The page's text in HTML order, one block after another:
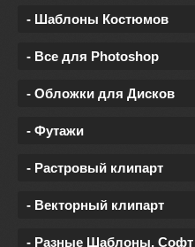
- Шаблоны Костюмов
- Все для Photoshop
- Обложки для Дисков
- Футажи
- Растровый клипарт
- Векторный клипарт
- Разные Шаблоны, Софт